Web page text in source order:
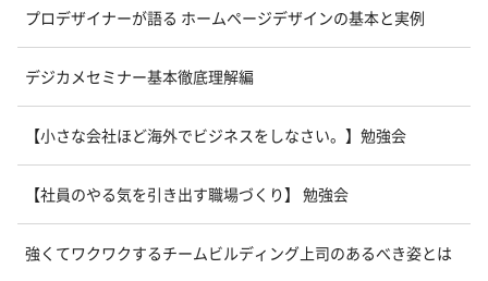
プロデザイナーが語る ホームページデザインの基本と実例
デジカメセミナー基本徹底理解編
【小さな会社ほど海外でビジネスをしなさい。】勉強会
【社員のやる気を引き出す職場づくり】 勉強会
強くてワクワクするチームビルディング上司のあるべき姿とは